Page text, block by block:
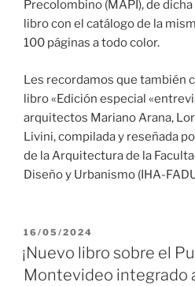
Precolombino (MAPI), de
libro con el catálogo de la
100 páginas a todo color.
Les recordamos que también
libro «Edición especial
arquitectos Mariano Arana,
Livini, compilada y reseñada
de la Arquitectura de la
Diseño y Urbanismo (IHA-
PUBLICADO
EL
16/05/2024
¡Nuevo libro sobre el
Montevideo integrado